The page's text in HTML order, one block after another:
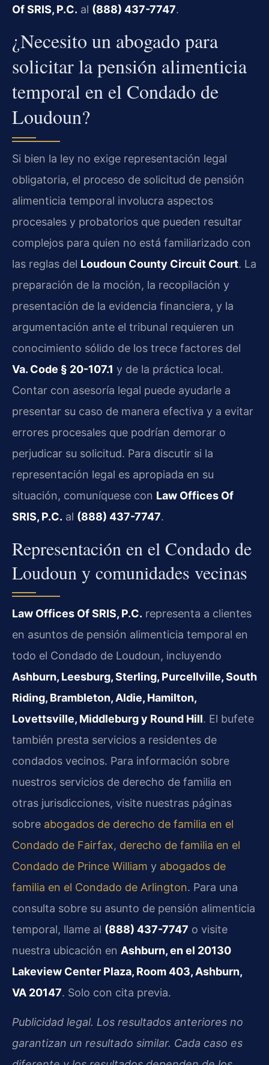
Of SRIS, P.C. al (888) 437-7747.
¿Necesito un abogado para
solicitar la pensión alimenticia
temporal en el Condado de
Loudoun?
Si bien la ley no exige representación legal
obligatoria, el proceso de solicitud de pensión
alimenticia temporal involucra aspectos
procesales y probatorios que pueden resultar
complejos para quien no está familiarizado con
las reglas del Loudoun County Circuit Court. La
preparación de la moción, la recopilación y
presentación de la evidencia financiera, y la
argumentación ante el tribunal requieren un
conocimiento sólido de los trece factores del
Va. Code § 20-107.1 y de la práctica local.
Contar con asesoría legal puede ayudarle a
presentar su caso de manera efectiva y a evitar
errores procesales que podrían demorar o
perjudicar su solicitud. Para discutir si la
representación legal es apropiada en su
situación, comuníquese con Law Offices Of
SRIS, P.C. al (888) 437-7747.
Representación en el Condado de
Loudoun y comunidades vecinas
Law Offices Of SRIS, P.C. representa a clientes
en asuntos de pensión alimenticia temporal en
todo el Condado de Loudoun, incluyendo
Ashburn, Leesburg, Sterling, Purcellville, South
Riding, Brambleton, Aldie, Hamilton,
Lovettsville, Middleburg y Round Hill. El bufete
también presta servicios a residentes de
condados vecinos. Para información sobre
nuestros servicios de derecho de familia en
otras jurisdicciones, visite nuestras páginas
sobre abogados de derecho de familia en el
Condado de Fairfax, derecho de familia en el
Condado de Prince William y abogados de
familia en el Condado de Arlington. Para una
consulta sobre su asunto de pensión alimenticia
temporal, llame al (888) 437-7747 o visite
nuestra ubicación en Ashburn, en el 20130
Lakeview Center Plaza, Room 403, Ashburn,
VA 20147. Solo con cita previa.
Publicidad legal. Los resultados anteriores no
garantizan un resultado similar. Cada caso es